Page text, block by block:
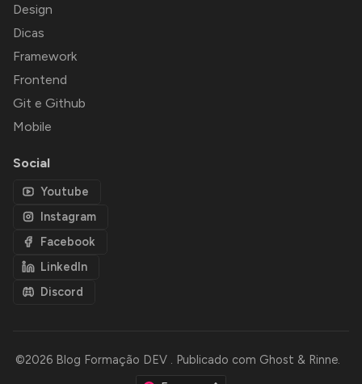
Design
Dicas
Framework
Frontend
Git e Github
Mobile
Social
Youtube
Instagram
Facebook
LinkedIn
Discord
©2026 Blog Formação DEV . Publicado com Ghost & Rinne.